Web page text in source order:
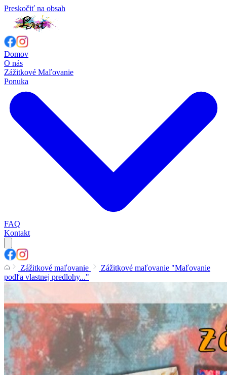
Preskočiť na obsah
Domov
O nás
Zážitkové Maľovanie
Ponuka
FAQ
Kontakt
Zážitkové maľovanie
Zážitkové maľovanie "Maľovanie
podľa vlastnej predlohy..."